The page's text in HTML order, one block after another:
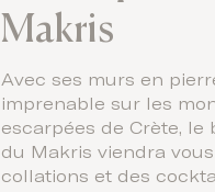
Makris
Avec ses murs en
imprenable sur les
escarpées de Crète, le
du Makris viendra
collations et des